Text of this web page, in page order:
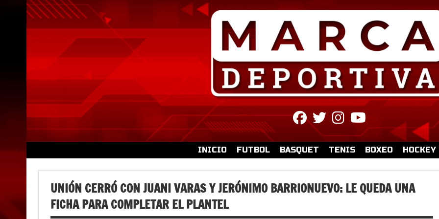
fab
fa-
facebook
fab
fa-
twitter
fab
fa-
instagram
fa-
youtube
INICIO FUTBOL BASQUET TENIS BOXEO HOCKEY
UNIÓN CERRÓ CON JUANI VARAS Y JERÓNIMO BARRIONUEVO: LE QUEDA UNA
FICHA PARA COMPLETAR EL PLANTEL